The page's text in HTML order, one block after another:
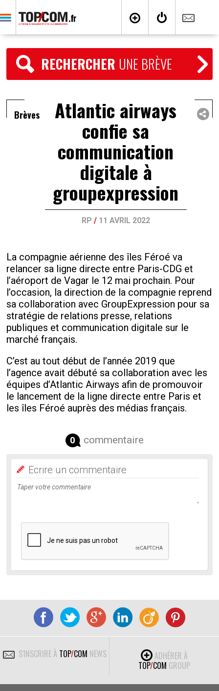
RECHERCHER UNE BRÈVE
Brèves Atlantic airways
confie sa
communication
digitale à
groupexpression
RP / 11 AVRIL 2022
La compagnie aérienne des îles Féroé va
relancer sa ligne directe entre Paris-CDG et
l’aéroport de Vagar le 12 mai prochain. Pour
l’occasion, la direction de la compagnie reprend
sa collaboration avec GroupExpression pour sa
stratégie de relations presse, relations
publiques et communication digitale sur le
marché français.
C’est au tout début de l’année 2019 que
l’agence avait débuté sa collaboration avec les
équipes d’Atlantic Airways afin de promouvoir
le lancement de la ligne directe entre Paris et
les îles Féroé auprès des médias français.
0 commentaire
Ecrire un commentaire
S'INSCRIRE À TOP/COM NEWS
ADHÉRER À
TOP/COM GROUP